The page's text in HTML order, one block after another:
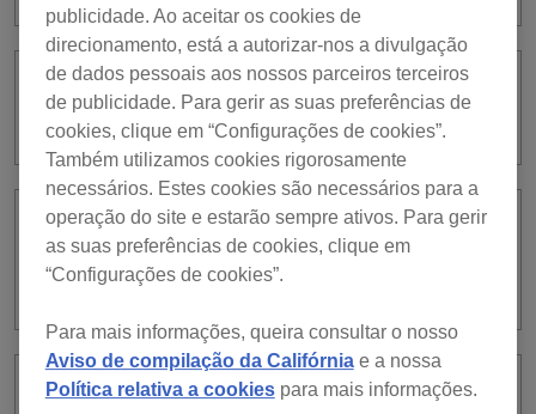
Como mudo o valor de BPM do
Ableton Link?
Como posso sincronizar uma faixa
carregada num deck para o BPM do
Ableton Link?
O que é Ableton Link?
publicidade. Ao aceitar os cookies de
direcionamento, está a autorizar-nos a divulgação
de dados pessoais aos nossos parceiros terceiros
de publicidade. Para gerir as suas preferências de
cookies, clique em “Configurações de cookies”.
Também utilizamos cookies rigorosamente
necessários. Estes cookies são necessários para a
operação do site e estarão sempre ativos. Para gerir
as suas preferências de cookies, clique em
“Configurações de cookies”.
Para mais informações, queira consultar o nosso
Aviso de compilação da Califórniae a nossa
Política relativa a cookiespara mais informações.